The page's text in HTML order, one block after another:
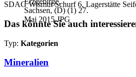
SDAG Wismut Schurf 6, Lagerstätte
Das könnte Sie auch
Typ: Kategorien
Mineralien